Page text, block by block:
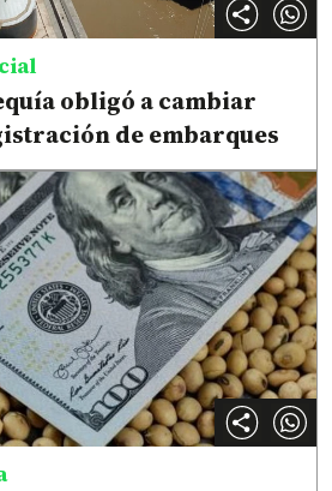
obligó a cambiar
de embarques